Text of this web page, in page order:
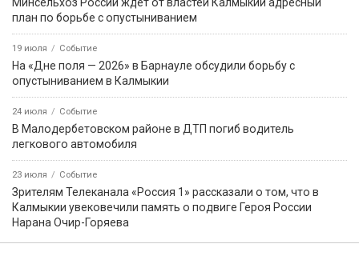
план по борьбе с опустыниванием
19 июля Событие
На «Дне поля — 2026» в Барнауле обсудили борьбу с
опустыниванием в Калмыкии
24 июля Событие
В Малодербетовском районе в ДТП погиб водитель
легкового автомобиля
23 июля Событие
Зрителям Телеканала «Россия 1» рассказали о том, что в
Калмыкии увековечили память о подвиге Героя России
Нарана Очир-Горяева